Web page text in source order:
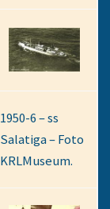
1950-6 – ss
Salatiga – Foto
KRLMuseum.